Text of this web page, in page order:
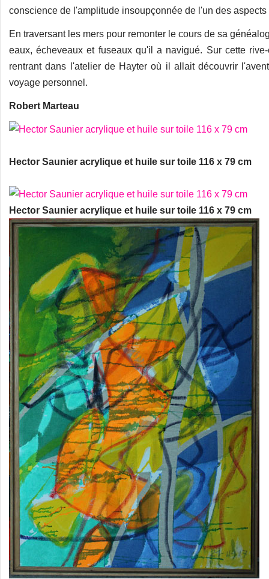
conscience de l'amplitude insoupçonnée de l'un des
En traversant les mers pour remonter le cours de sa
eaux, écheveaux et fuseaux qu'il a navigué. Sur cette
rentrant dans l'atelier de Hayter où il allait découvrir
voyage personnel.
Robert Marteau
Hector Saunier acrylique et huile sur toile 116 x 79 cm
Hector Saunier acrylique et huile sur toile 116 x 79 cm